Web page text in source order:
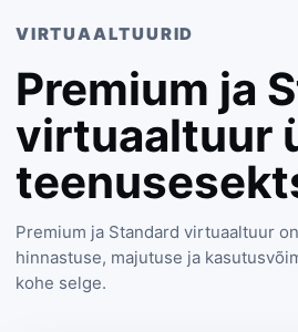
VIRTUAALTUURID
Premium ja
virtuaaltuur
Premium ja Standard virtuaaltuur
hinnastuse, majutuse ja
kohe selge.